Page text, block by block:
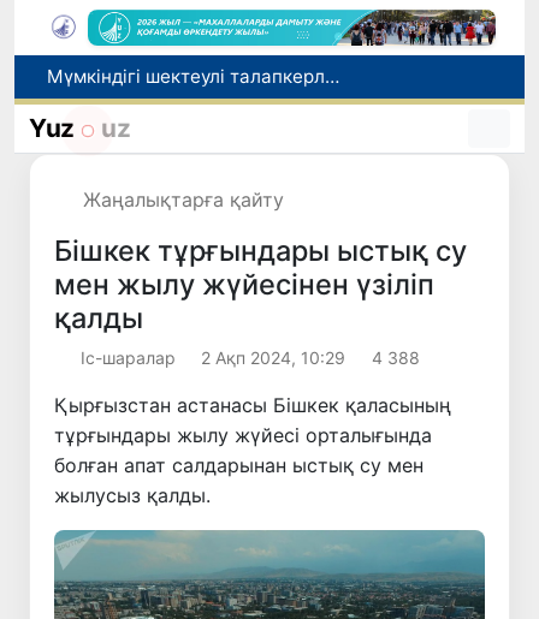
Мүмкіндігі шектеулі талапкерлерге қабылдау емтихандарында қосымша уақыт беріледі
Беларусьтен Өзбекстанға екінші тікелей жүк пойызы жөнелтілді
Yuz uz
Жаңалықтарға қайту
Бішкек тұрғындары ыстық су
мен жылу жүйесінен үзіліп
қалды
Іс-шаралар 2 Ақп 2024, 10:29 4 388
Қырғызстан астанасы Бішкек қаласының
тұрғындары жылу жүйесі орталығында
болған апат салдарынан ыстық су мен
жылусыз қалды.